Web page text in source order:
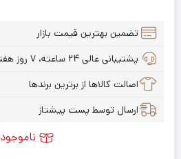
تضمین بهترین قیمت بازار
پشتیبانی عالی ۲۴ ساعته، ۷ روز هفته
اصالت کالاها از برترین برندها
ارسال توسط پست پیشتاز
ناموجود